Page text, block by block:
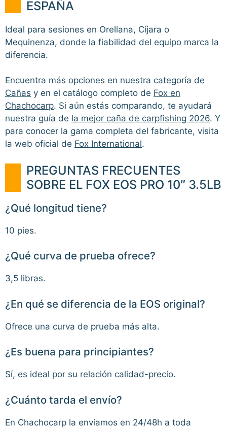
ESPAÑA
Ideal para sesiones en Orellana, Cíjara o
Mequinenza, donde la fiabilidad del equipo marca la
diferencia.
Encuentra más opciones en nuestra categoría de
Cañas y en el catálogo completo de Fox en
Chachocarp. Si aún estás comparando, te ayudará
nuestra guía de la mejor caña de carpfishing 2026. Y
para conocer la gama completa del fabricante, visita
la web oficial de Fox International.
PREGUNTAS FRECUENTES
SOBRE EL FOX EOS PRO 10″ 3.5LB
¿Qué longitud tiene?
10 pies.
¿Qué curva de prueba ofrece?
3,5 libras.
¿En qué se diferencia de la EOS original?
Ofrece una curva de prueba más alta.
¿Es buena para principiantes?
Sí, es ideal por su relación calidad-precio.
¿Cuánto tarda el envío?
En Chachocarp la enviamos en 24/48h a toda